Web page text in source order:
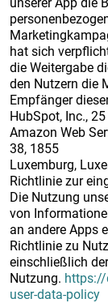
hat sich
die Weitergabe
den Nutzern die
Empfänger
HubSpot, Inc.,
Amazon Web
38, 1855
Luxemburg,
Richtlinie zur
Die Nutzung
von
an andere Apps
Richtlinie zu
einschließlich
Nutzung. https://
user-data-policy